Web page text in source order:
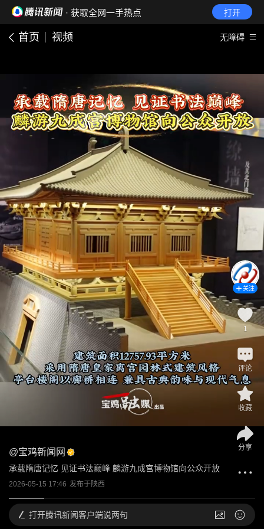
· 获取全网一手热点 打开
首页 视频 无障碍
@宝鸡新闻网
承载隋唐记忆 见证书法巅峰 麟游九成宫博物馆向公众开放
2026-05-15 17:46 发布于陕西
关注
1
评论
收藏
分享
打开腾讯新闻客户端说两句